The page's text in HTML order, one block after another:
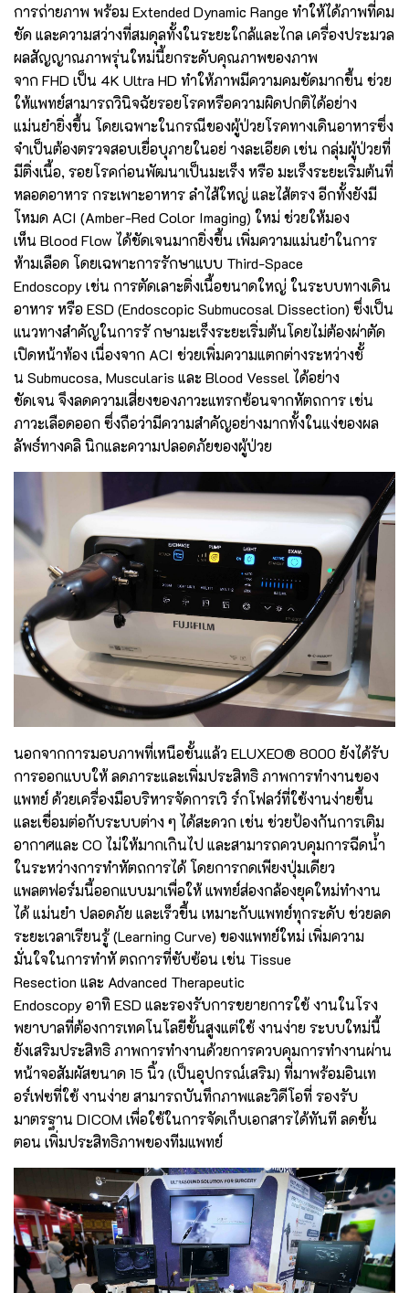
การถ่ายภาพ พร้อม Extended Dynamic Range ทำให้ได้ภาพที่คม
ชัด และความสว่างที่สมดุลทั้งในระยะใกล้และไกล เครื่องประมวล
ผลสัญญาณภาพรุ่นใหม่นี้ยกระดับคุณภาพของภาพ
จาก FHD เป็น 4K Ultra HD ทำให้ภาพมีความคมชัดมากขึ้น ช่วย
ให้แพทย์สามารถวินิจฉัยรอยโรคหรือความผิดปกติได้อย่าง
แม่นยำยิ่งขึ้น โดยเฉพาะในกรณีของผู้ป่วยโรคทางเดินอาหารซึ่ง
จำเป็นต้องตรวจสอบเยื่อบุภายในอย่ างละเอียด เช่น กลุ่มผู้ป่วยที่
มีติ่งเนื้อ, รอยโรคก่อนพัฒนาเป็นมะเร็ง หรือ มะเร็งระยะเริ่มต้นที่
หลอดอาหาร กระเพาะอาหาร ลำไส้ใหญ่ และไส้ตรง อีกทั้งยังมี
โหมด ACI (Amber-Red Color Imaging) ใหม่ ช่วยให้มอง
เห็น Blood Flow ได้ชัดเจนมากยิ่งขึ้น เพิ่มความแม่นยำในการ
ห้ามเลือด โดยเฉพาะการรักษาแบบ Third-Space
Endoscopy เช่น การตัดเลาะติ่งเนื้อขนาดใหญ่ ในระบบทางเดิน
อาหาร หรือ ESD (Endoscopic Submucosal Dissection) ซึ่งเป็น
แนวทางสำคัญในการรั กษามะเร็งระยะเริ่มต้นโดยไม่ต้องผ่าตัด
เปิดหน้าท้อง เนื่องจาก ACI ช่วยเพิ่มความแตกต่างระหว่างชั้
น Submucosa, Muscularis และ Blood Vessel ได้อย่าง
ชัดเจน จึงลดความเสี่ยงของภาวะแทรกซ้อนจากหัตถการ เช่น
ภาวะเลือดออก ซึ่งถือว่ามีความสำคัญอย่างมากทั้งในแง่ของผล
ลัพธ์ทางคลิ นิกและความปลอดภัยของผู้ป่วย
นอกจากการมอบภาพที่เหนือชั้นแล้ว ELUXEO® 8000 ยังได้รับ
การออกแบบให้ ลดภาระและเพิ่มประสิทธิ ภาพการทำงานของ
แพทย์ ด้วยเครื่องมือบริหารจัดการเวิ ร์กโฟลว์ที่ใช้งานง่ายขึ้น
และเชื่อมต่อกับระบบต่าง ๆ ได้สะดวก เช่น ช่วยป้องกันการเติม
อากาศและ CO ไม่ให้มากเกินไป และสามารถควบคุมการฉีดน้ำ
ในระหว่างการทำหัตถการได้ โดยการกดเพียงปุ่มเดียว
แพลตฟอร์มนี้ออกแบบมาเพื่อให้ แพทย์ส่องกล้องยุคใหม่ทำงาน
ได้ แม่นยำ ปลอดภัย และเร็วขึ้น เหมาะกับแพทย์ทุกระดับ ช่วยลด
ระยะเวลาเรียนรู้ (Learning Curve) ของแพทย์ใหม่ เพิ่มความ
มั่นใจในการทำหั ตถการที่ซับซ้อน เช่น Tissue
Resection และ Advanced Therapeutic
Endoscopy อาทิ ESD และรองรับการขยายการใช้ งานในโรง
พยาบาลที่ต้องการเทคโนโลยีขั้นสูงแต่ใช้ งานง่าย ระบบใหม่นี้
ยังเสริมประสิทธิ ภาพการทำงานด้วยการควบคุมการทำงานผ่าน
หน้าจอสัมผัสขนาด 15 นิ้ว (เป็นอุปกรณ์เสริม) ที่มาพร้อมอินเท
อร์เฟซที่ใช้ งานง่าย สามารถบันทึกภาพและวิดีโอที่ รองรับ
มาตรฐาน DICOM เพื่อใช้ในการจัดเก็บเอกสารได้ทันที ลดขั้น
ตอน เพิ่มประสิทธิภาพของทีมแพทย์